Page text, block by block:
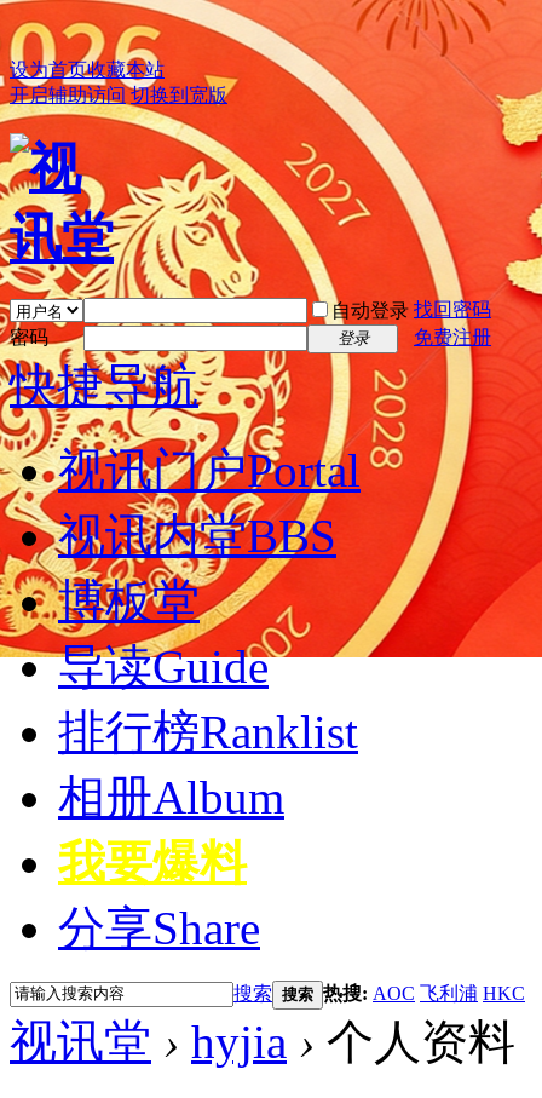
设为首页收藏本站
开启辅助访问 切换到宽版
自动登录 找回密码
密码
登录 免费注册
快捷导航
视讯门户Portal
视讯内堂BBS
博板堂
导读Guide
排行榜Ranklist
相册Album
我要爆料
分享Share
搜索 搜索 热搜: AOC 飞利浦 HKC
视讯堂 › hyjia › 个人资料